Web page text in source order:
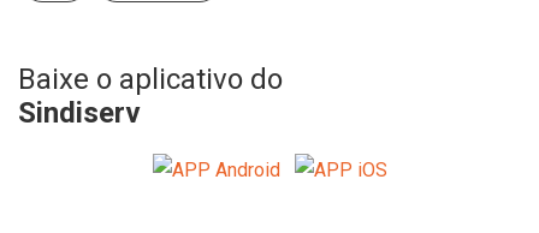
Baixe o aplicativo do
Sindiserv